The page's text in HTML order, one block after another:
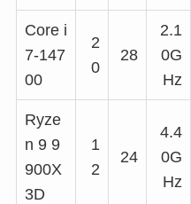
Core i
7-147
00
2
0
28
2.1
0G
Hz
Ryze
n 9 9
900X
3D
1
2
24
4.4
0G
Hz